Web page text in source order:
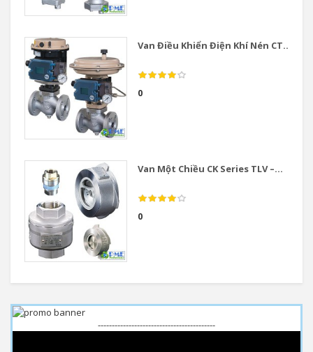
Van Điều Khiển Điện Khí Nén CT...
0
Van Một Chiều CK Series TLV –...
0
------------------------------------------